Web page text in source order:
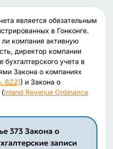
является обязательным
в Гонконге.
ли компания активную
директор компании
бухгалтерского учета в
Закона о компаниях
622)) и Закона о
(Inland Revenue Ordinance
373 Закона о
записи